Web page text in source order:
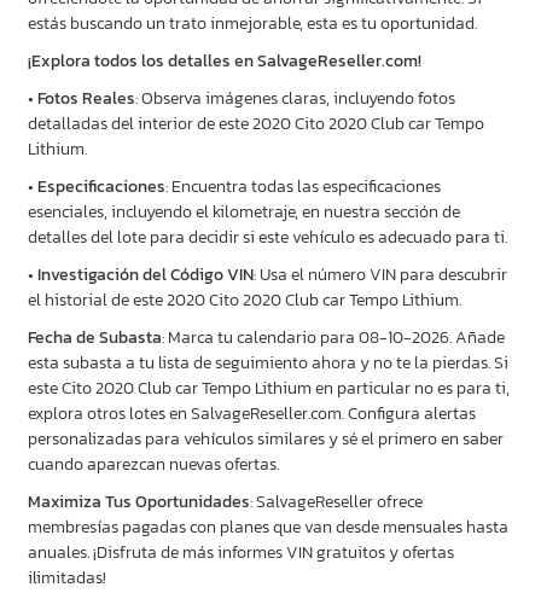
estás buscando un trato inmejorable, esta es tu oportunidad.
¡Explora todos los detalles en SalvageReseller.com!
•Fotos Reales: Observa imágenes claras, incluyendo fotos
detalladas del interior de este 2020 Cito 2020 Club car Tempo
Lithium.
•Especificaciones: Encuentra todas las especificaciones
esenciales, incluyendo el kilometraje, en nuestra sección de
detalles del lote para decidir si este vehículo es adecuado para ti.
•Investigación del Código VIN: Usa el número VIN para descubrir
el historial de este 2020 Cito 2020 Club car Tempo Lithium.
Fecha de Subasta: Marca tu calendario para 08-10-2026. Añade
esta subasta a tu lista de seguimiento ahora y no te la pierdas. Si
este Cito 2020 Club car Tempo Lithium en particular no es para ti,
explora otros lotes en SalvageReseller.com. Configura alertas
personalizadas para vehículos similares y sé el primero en saber
cuando aparezcan nuevas ofertas.
Maximiza Tus Oportunidades: SalvageReseller ofrece
membresías pagadas con planes que van desde mensuales hasta
anuales. ¡Disfruta de más informes VIN gratuitos y ofertas
ilimitadas!